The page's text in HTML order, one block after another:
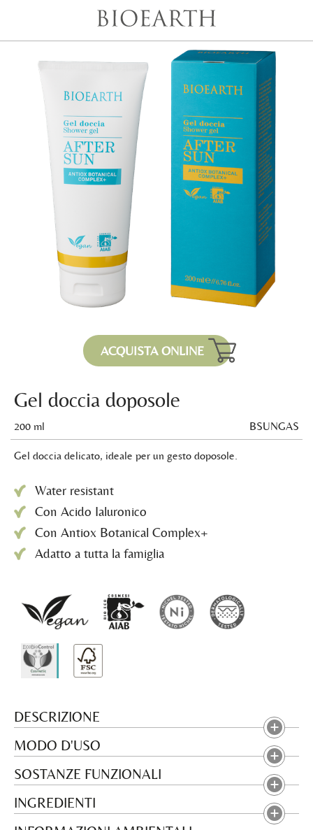
ACQUISTA ONLINE
Gel doccia doposole
200 ml BSUNGAS
Gel doccia delicato, ideale per un gesto doposole.
Water resistant
Con Acido Ialuronico
Con Antiox Botanical Complex+
Adatto a tutta la famiglia
DESCRIZIONE
MODO D'USO
SOSTANZE FUNZIONALI
INGREDIENTI